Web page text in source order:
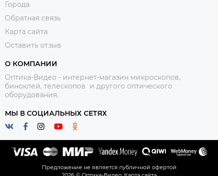
Города
Обратная связь
Карта сайта
Оставить отзыв
О КОМПАНИИ
Оптика-Видео - интернет-магазин микроскопов,
биноклей, телескопов и другого оптического
оборудования.
МЫ В СОЦИАЛЬНЫХ СЕТЯХ
Предложение не является публичной офертой